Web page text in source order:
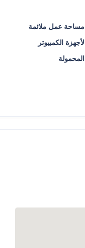
مساحة عمل ملائمة
لأجهزة الكمبيوتر
المحمولة